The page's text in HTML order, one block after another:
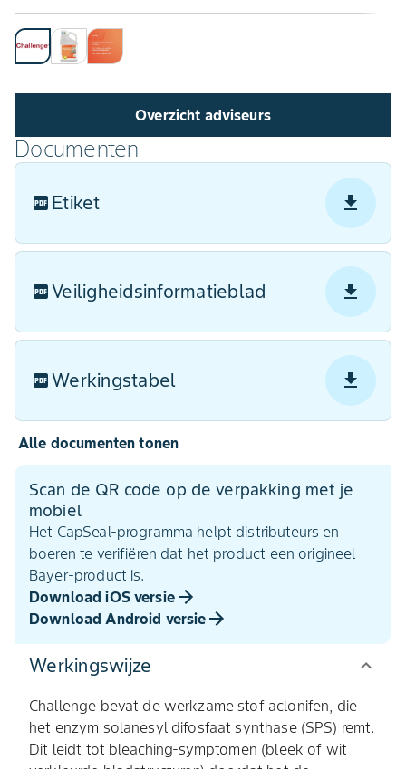
Overzicht adviseurs
Documenten
Etiket
Veiligheidsinformatieblad
Werkingstabel
Alle documenten tonen
Scan de QR code op de verpakking met je
mobiel
Het CapSeal-programma helpt distributeurs en
boeren te verifiëren dat het product een origineel
Bayer-product is.
Download iOS versie
Download Android versie
Werkingswijze
Challenge bevat de werkzame stof aclonifen, die
het enzym solanesyl difosfaat synthase (SPS) remt.
Dit leidt tot bleaching‑symptomen (bleek of wit